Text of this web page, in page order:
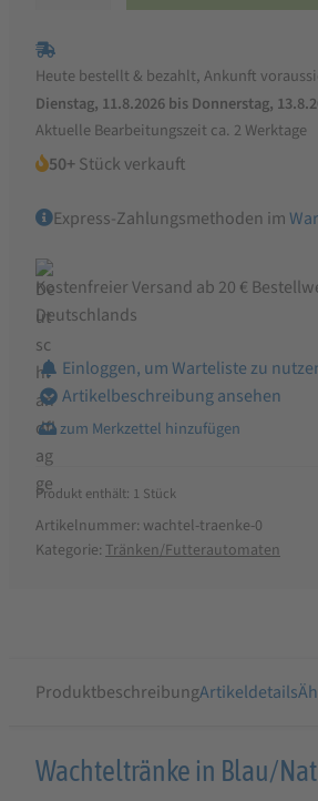
Menge
Heute bestellt & bezahlt, Ankunft
Dienstag, 11.8.2026 bis Donnerstag,
Aktuelle Bearbeitungszeit ca. 2 Werktage
50+Stück verkauft
Express-Zahlungsmethoden im
Kostenfreier Versand ab 20 €
Deutschlands
Einloggen, um Warteliste zu
Artikelbeschreibung ansehen
Produkt enthält: 1 Stück
Artikelnummer: wachtel-traenke-0
Kategorie: Tränken/Futterautomaten
ProduktbeschreibungArtikeldetails
Produktbeschreibung
Wachteltränke in Blau/